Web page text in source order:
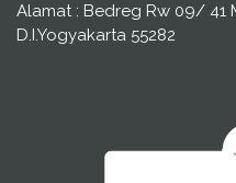
Alamat : Bedreg Rw 09/ 41
D.I.Yogyakarta 55282